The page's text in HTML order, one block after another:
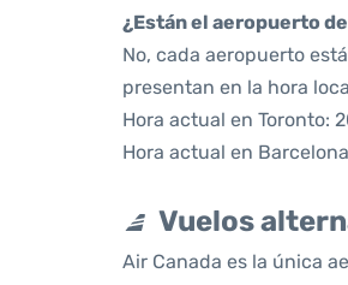
¿Están el aeropuerto
No, cada aeropuerto
presentan en la hora
Hora actual en Toronto:
Hora actual en
Vuelos
Air Canada es la única